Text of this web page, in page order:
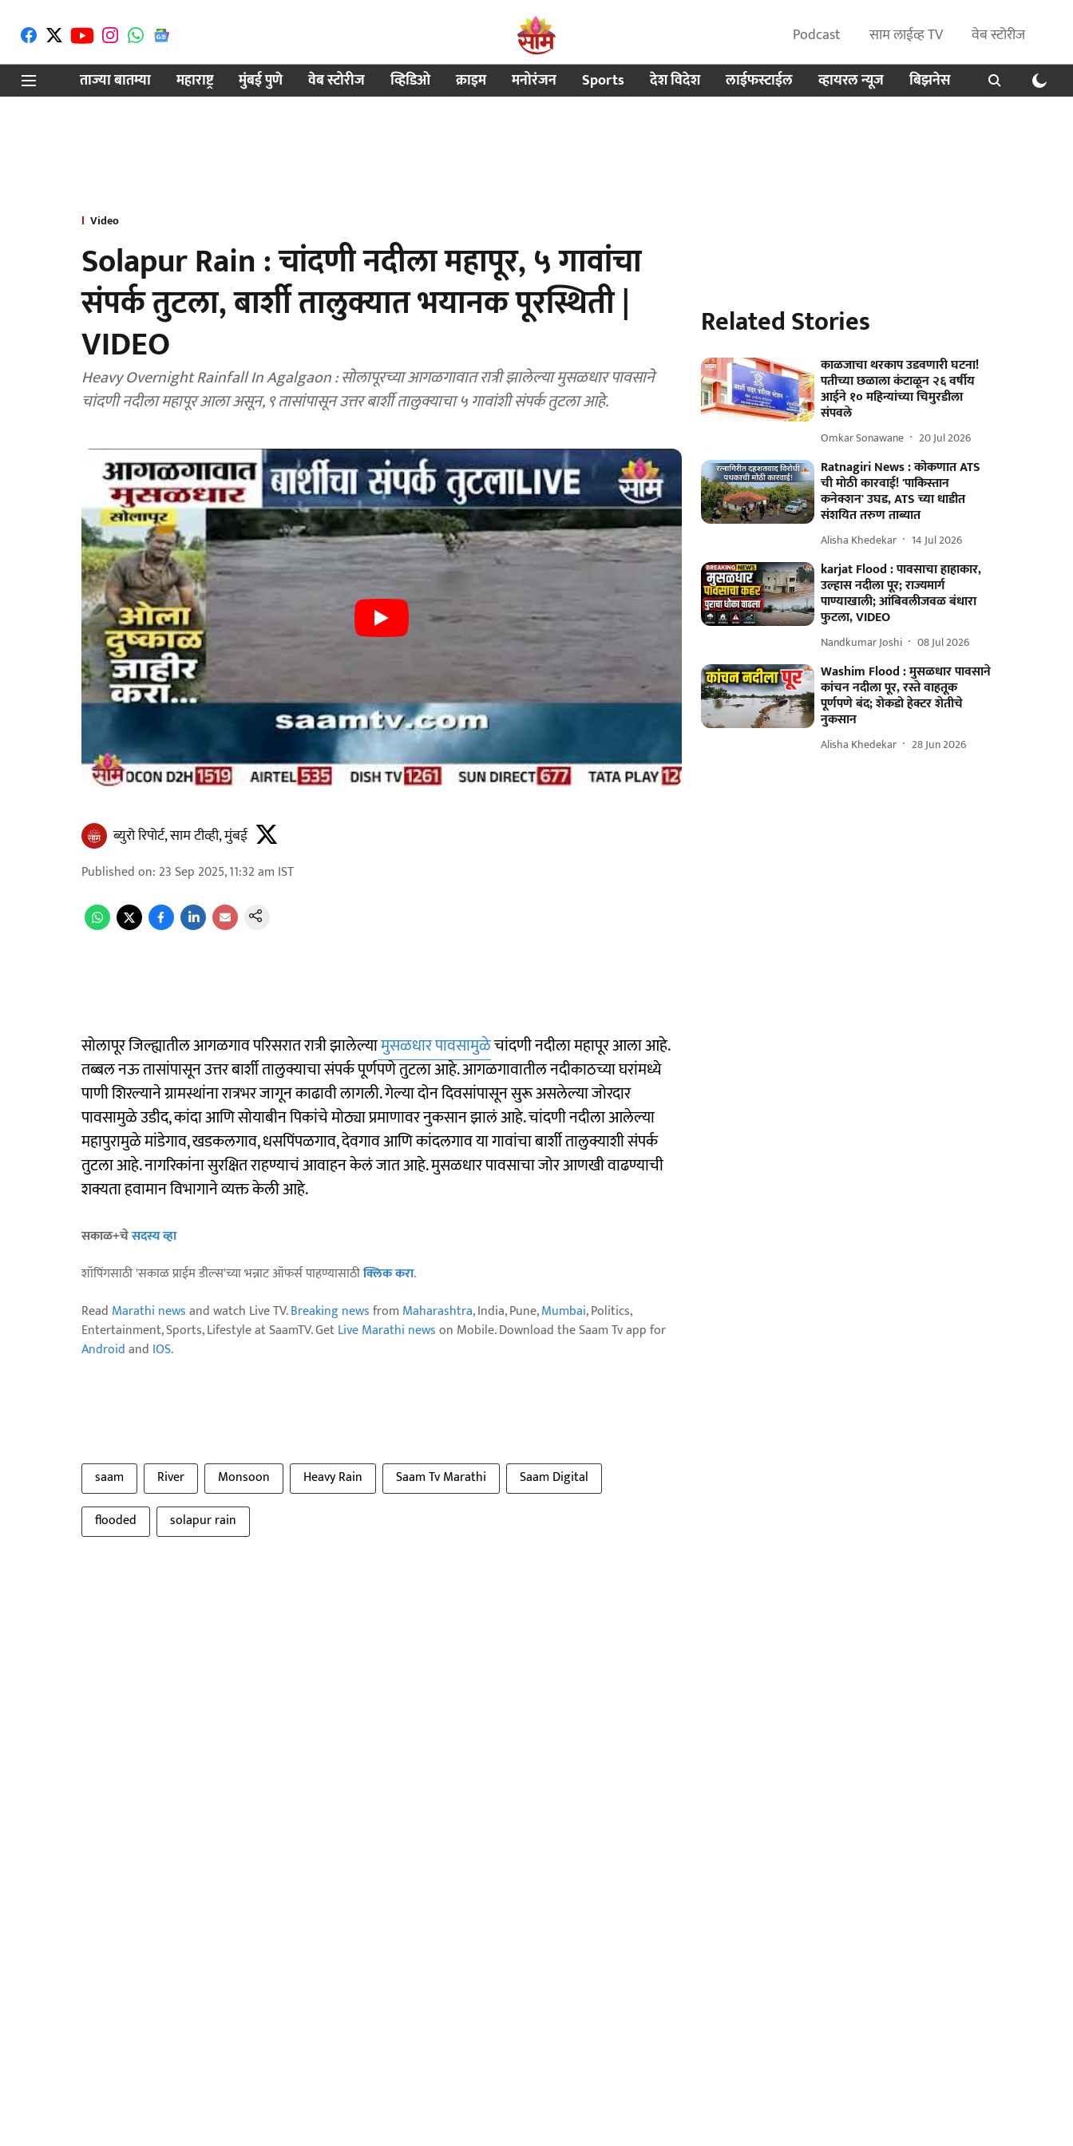
Podcast साम लाईव्ह TV
वेब स्टोरीज
ताज्या बातम्या
महाराष्ट्र मुंबई पुणे वेब स्टोरीज व्हिडिओ क्राइम मनोरंजन Sports देश विदेश लाईफस्टाईल व्हायरल न्यूज बिझनेस
Video
Solapur Rain : चांदणी नदीला महापूर, ५ गावांचा
संपर्क तुटला, बार्शी तालुक्यात भयानक पूरस्थिती |
VIDEO
Heavy Overnight Rainfall In Agalgaon : सोलापूरच्या आगळगावात रात्री झालेल्या मुसळधार पावसाने
चांदणी नदीला महापूर आला असून, ९ तासांपासून उत्तर बार्शी तालुक्याचा ५ गावांशी संपर्क तुटला आहे.
ब्युरो रिपोर्ट, साम टीव्ही, मुंबई
Published on: 23 Sep 2025, 11:32 am IST
सोलापूर जिल्ह्यातील आगळगाव परिसरात रात्री झालेल्यामुसळधार पावसामुळेचांदणी नदीला महापूर आला आहे.
तब्बल नऊ तासांपासून उत्तर बार्शी तालुक्याचा संपर्क पूर्णपणे तुटला आहे. आगळगावातील नदीकाठच्या घरांमध्ये
पाणी शिरल्याने ग्रामस्थांना रात्रभर जागून काढावी लागली. गेल्या दोन दिवसांपासून सुरू असलेल्या जोरदार
पावसामुळे उडीद, कांदा आणि सोयाबीन पिकांचे मोठ्या प्रमाणावर नुकसान झालं आहे. चांदणी नदीला आलेल्या
महापुरामुळे मांडेगाव, खडकलगाव, धसपिंपळगाव, देवगाव आणि कांदलगाव या गावांचा बार्शी तालुक्याशी संपर्क
तुटला आहे. नागरिकांना सुरक्षित राहण्याचं आवाहन केलं जात आहे. मुसळधार पावसाचा जोर आणखी वाढण्याची
शक्यता हवामान विभागाने व्यक्त केली आहे.
सकाळ+चेसदस्य व्हा
शॉपिंगसाठी 'सकाळ प्राईम डील्स'च्या भन्नाट ऑफर्स पाहण्यासाठीक्लिक करा.
Read Marathi newsand watch Live TV.Breaking newsfrom Maharashtra, India, Pune,Mumbai, Politics,
Entertainment, Sports, Lifestyle at SaamTV. GetLive Marathi newson Mobile. Download the Saam Tv app for
Androidand IOS.
saam River Monsoon Heavy Rain Saam Tv Marathi
Saam Digital
flooded
solapur rain
Related Stories
काळजाचा थरकाप उडवणारी घटना!
पतीच्या छळाला कंटाळून २६ वर्षीय
आईने १० महिन्यांच्या चिमुरडीला
संपवले
Omkar Sonawane 20 Jul 2026
Ratnagiri News : कोकणात ATS
ची मोठी कारवाई! 'पाकिस्तान
कनेक्शन' उघड, ATS च्या धाडीत
संशयित तरुण ताब्यात
Alisha Khedekar 14 Jul 2026
karjat Flood : पावसाचा हाहाकार,
उल्हास नदीला पूर; राज्यमार्ग
पाण्याखाली; आंबिवलीजवळ बंधारा
फुटला, VIDEO
Nandkumar Joshi 08 Jul 2026
Washim Flood : मुसळधार पावसाने
कांचन नदीला पूर, रस्ते वाहतूक
पूर्णपणे बंद; शेकडो हेक्टर शेतीचे
नुकसान
Alisha Khedekar 28 Jun 2026